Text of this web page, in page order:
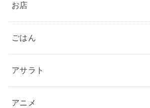
お店
ごはん
アサラト
アニメ